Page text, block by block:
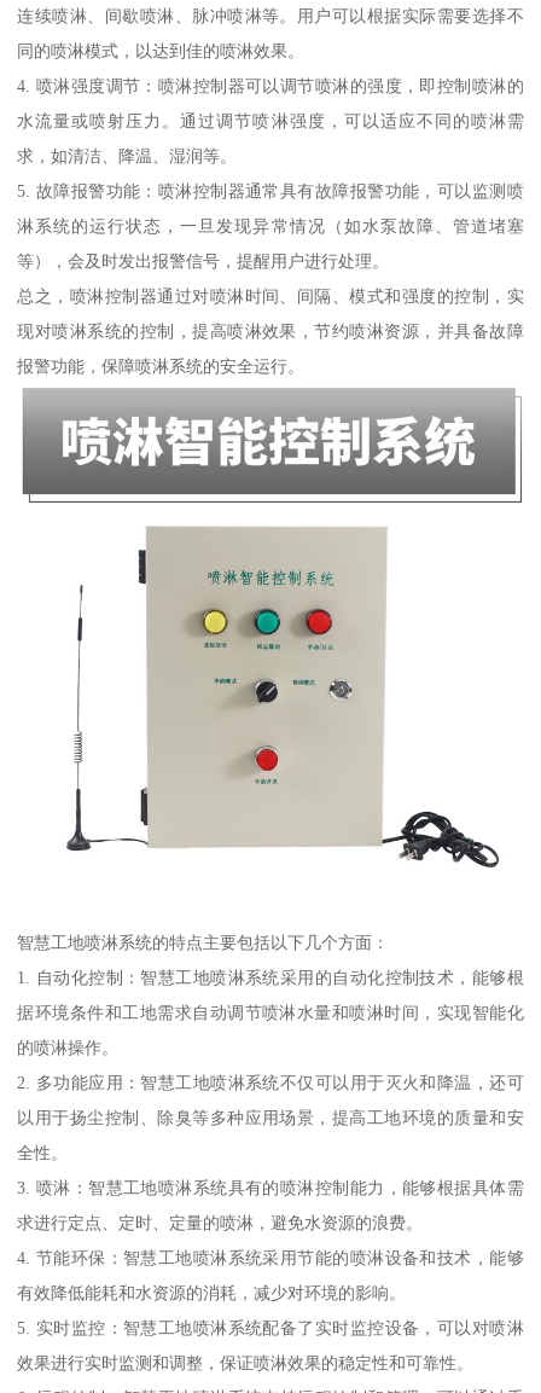
连续喷淋、间歇喷淋、脉冲喷淋等。用户可以根据实际需要选择不
同的喷淋模式，以达到佳的喷淋效果。
4. 喷淋强度调节：喷淋控制器可以调节喷淋的强度，即控制喷淋的
水流量或喷射压力。通过调节喷淋强度，可以适应不同的喷淋需
求，如清洁、降温、湿润等。
5. 故障报警功能：喷淋控制器通常具有故障报警功能，可以监测喷
淋系统的运行状态，一旦发现异常情况（如水泵故障、管道堵塞
等），会及时发出报警信号，提醒用户进行处理。
总之，喷淋控制器通过对喷淋时间、间隔、模式和强度的控制，实
现对喷淋系统的控制，提高喷淋效果，节约喷淋资源，并具备故障
报警功能，保障喷淋系统的安全运行。
智慧工地喷淋系统的特点主要包括以下几个方面：
1. 自动化控制：智慧工地喷淋系统采用的自动化控制技术，能够根
据环境条件和工地需求自动调节喷淋水量和喷淋时间，实现智能化
的喷淋操作。
2. 多功能应用：智慧工地喷淋系统不仅可以用于灭火和降温，还可
以用于扬尘控制、除臭等多种应用场景，提高工地环境的质量和安
全性。
3. 喷淋：智慧工地喷淋系统具有的喷淋控制能力，能够根据具体需
求进行定点、定时、定量的喷淋，避免水资源的浪费。
4. 节能环保：智慧工地喷淋系统采用节能的喷淋设备和技术，能够
有效降低能耗和水资源的消耗，减少对环境的影响。
5. 实时监控：智慧工地喷淋系统配备了实时监控设备，可以对喷淋
效果进行实时监测和调整，保证喷淋效果的稳定性和可靠性。